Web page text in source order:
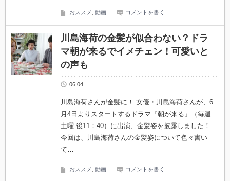
おススメ ,動画 コメントを書く
川島海荷の金髪が似合わない？ドラ
マ朝が来るでイメチェン！可愛いと
の声も
06.04
川島海荷さんが金髪に！ 女優・川島海荷さんが、6
月4日よりスタートするドラマ『朝が来る』（毎週
土曜 後11：40）に出演、金髪姿を披露しました！
今回は、川島海荷さんの金髪姿について色々書い
て…
おススメ ,動画 コメントを書く